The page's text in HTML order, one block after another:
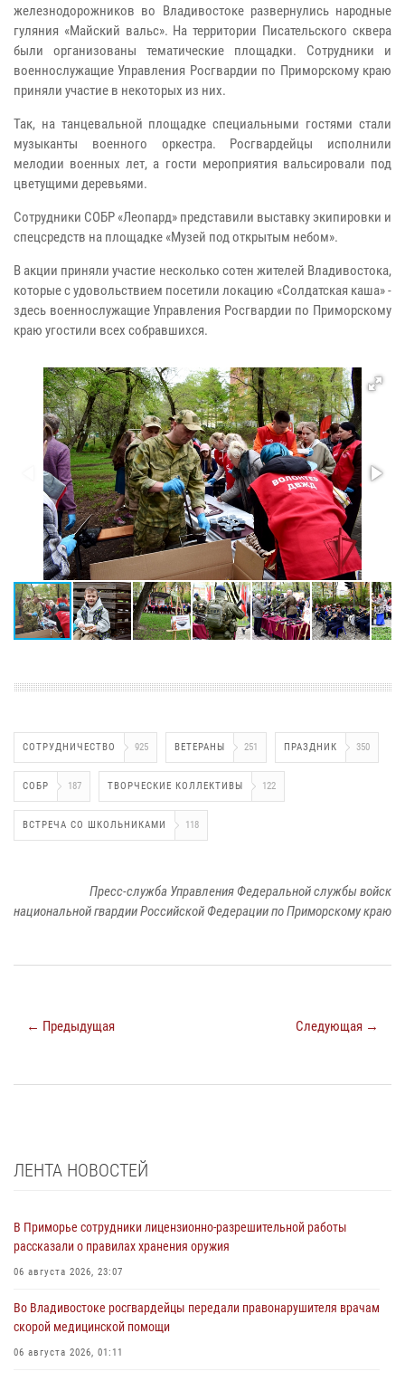
железнодорожников во Владивостоке развернулись народные
гуляния «Майский вальс». На территории Писательского сквера
были организованы тематические площадки. Сотрудники и
военнослужащие Управления Росгвардии по Приморскому краю
приняли участие в некоторых из них.
Так, на танцевальной площадке специальными гостями стали
музыканты военного оркестра. Росгвардейцы исполнили
мелодии военных лет, а гости мероприятия вальсировали под
цветущими деревьями.
Сотрудники СОБР «Леопард» представили выставку экипировки и
спецсредств на площадке «Музей под открытым небом».
В акции приняли участие несколько сотен жителей Владивостока,
которые с удовольствием посетили локацию «Солдатская каша» -
здесь военнослужащие Управления Росгвардии по Приморскому
краю угостили всех собравшихся.
СОТРУДНИЧЕСТВО 925 ВЕТЕРАНЫ 251 ПРАЗДНИК 350
СОБР 187 ТВОРЧЕСКИЕ КОЛЛЕКТИВЫ 122
ВСТРЕЧА СО ШКОЛЬНИКАМИ 118
Пресс-служба Управления Федеральной службы войск
национальной гвардии Российской Федерации по Приморскому краю
← Предыдущая Следующая →
ЛЕНТА НОВОСТЕЙ
В Приморье сотрудники лицензионно-разрешительной работы
рассказали о правилах хранения оружия
06 августа 2026, 23:07
Во Владивостоке росгвардейцы передали правонарушителя врачам
скорой медицинской помощи
06 августа 2026, 01:11